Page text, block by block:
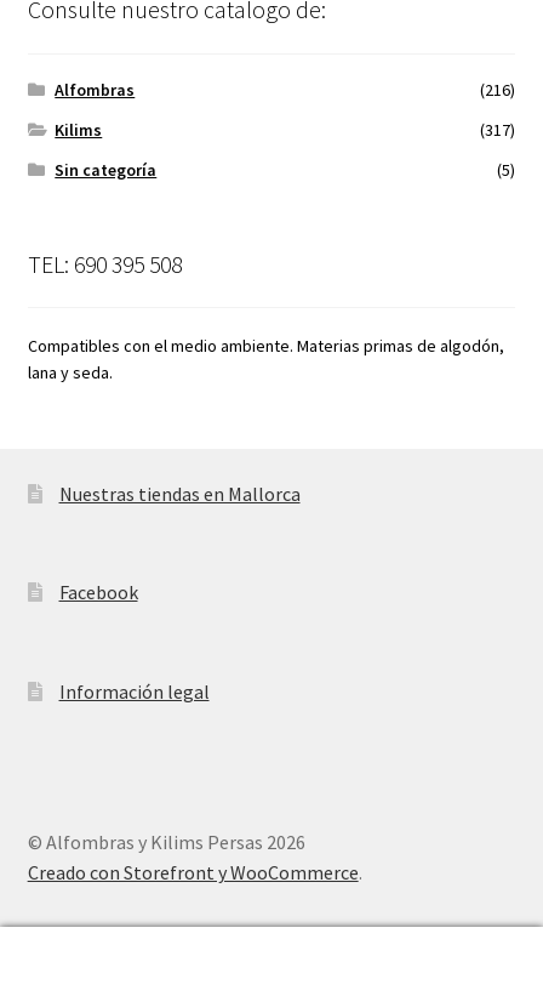
Consulte nuestro catalogo de:
Alfombras
(216)
Kilims
(317)
Sin categoría
(5)
TEL: 690 395 508
Compatibles con el medio ambiente. Materias primas de algodón,
lana y seda.
Nuestras tiendas en Mallorca
Facebook
Información legal
© Alfombras y Kilims Persas 2026
Creado con Storefront y WooCommerce.